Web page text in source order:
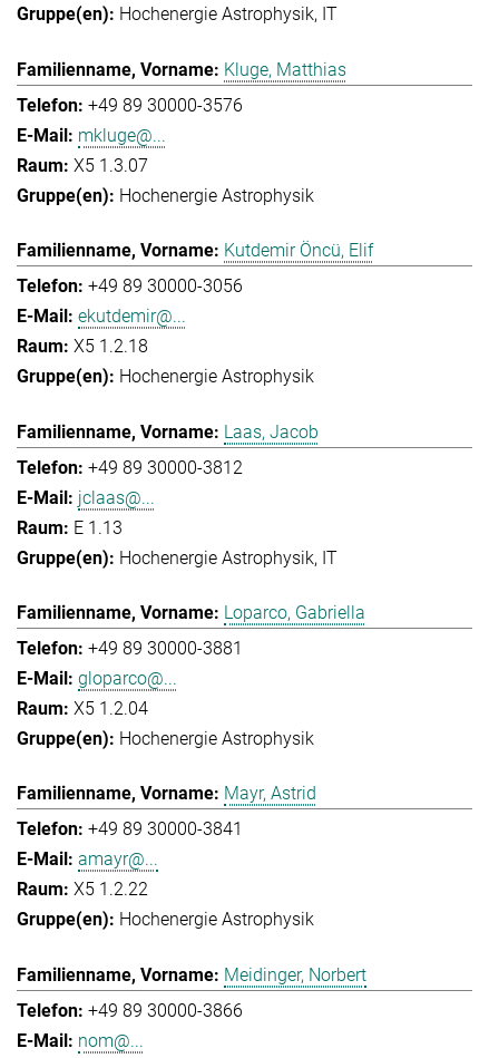
Hochenergie Astrophysik IT
Kluge, Matthias
+49 89 30000-3576
mkluge@...
X5 1.3.07
Hochenergie Astrophysik
Kutdemir Öncü, Elif
+49 89 30000-3056
ekutdemir@...
X5 1.2.18
Hochenergie Astrophysik
Laas, Jacob
+49 89 30000-3812
jclaas@...
E 1.13
Hochenergie Astrophysik IT
Loparco, Gabriella
+49 89 30000-3881
gloparco@...
X5 1.2.04
Hochenergie Astrophysik
Mayr, Astrid
+49 89 30000-3841
amayr@...
X5 1.2.22
Hochenergie Astrophysik
Meidinger, Norbert
+49 89 30000-3866
nom@...